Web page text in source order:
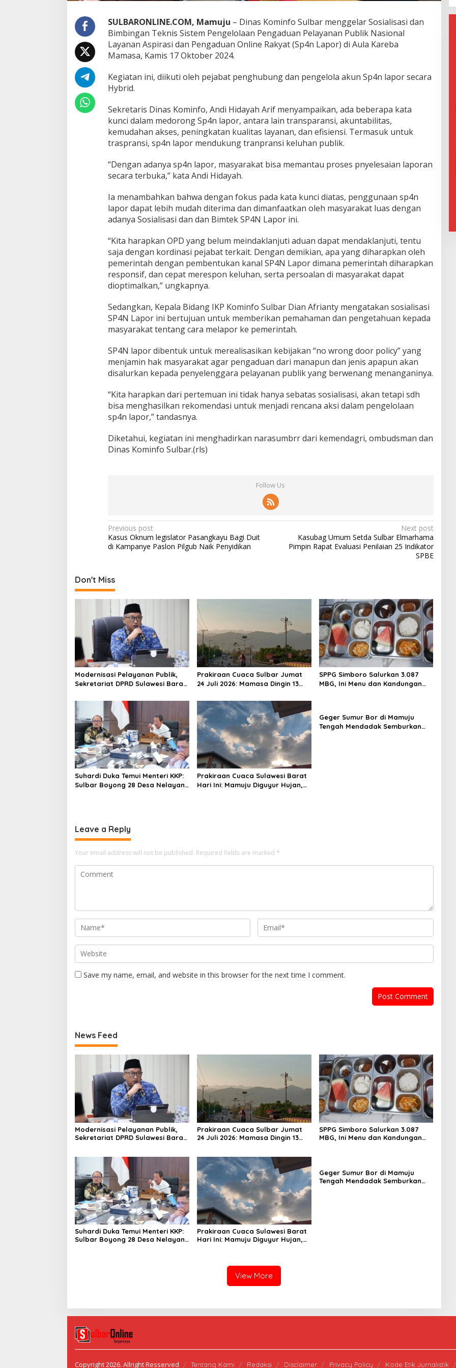
n
a
a
n
S
4
n
p
o
r
SULBARONLINE.COM, Mamuju – Dinas Kominfo Sulbar menggelar Sosialisasi dan
Bimbingan Teknis Sistem Pengelolaan Pengaduan Pelayanan Publik Nasional
Layanan Aspirasi dan Pengaduan Online Rakyat (Sp4n Lapor) di Aula Kareba
Mamasa, Kamis 17 Oktober 2024.
Kegiatan ini, diikuti oleh pejabat penghubung dan pengelola akun Sp4n lapor secara
Hybrid.
Sekretaris Dinas Kominfo, Andi Hidayah Arif menyampaikan, ada beberapa kata
kunci dalam medorong Sp4n lapor, antara lain transparansi, akuntabilitas,
kemudahan akses, peningkatan kualitas layanan, dan efisiensi. Termasuk untuk
traspransi, sp4n lapor mendukung tranpransi keluhan publik.
“Dengan adanya sp4n lapor, masyarakat bisa memantau proses pnyelesaian laporan
secara terbuka,” kata Andi Hidayah.
Ia menambahkan bahwa dengan fokus pada kata kunci diatas, penggunaan sp4n
lapor dapat lebih mudah diterima dan dimanfaatkan oleh masyarakat luas dengan
adanya Sosialisasi dan dan Bimtek SP4N Lapor ini.
“Kita harapkan OPD yang belum meindaklanjuti aduan dapat mendaklanjuti, tentu
saja dengan kordinasi pejabat terkait. Dengan demikian, apa yang diharapkan oleh
pemerintah dengan pembentukan kanal SP4N Lapor dimana pemerintah diharapkan
responsif, dan cepat merespon keluhan, serta persoalan di masyarakat dapat
dioptimalkan,” ungkapnya.
Sedangkan, Kepala Bidang IKP Kominfo Sulbar Dian Afrianty mengatakan sosialisasi
SP4N Lapor ini bertujuan untuk memberikan pemahaman dan pengetahuan kepada
masyarakat tentang cara melapor ke pemerintah.
SP4N lapor dibentuk untuk merealisasikan kebijakan “no wrong door policy” yang
menjamin hak masyarakat agar pengaduan dari manapun dan jenis apapun akan
disalurkan kepada penyelenggara pelayanan publik yang berwenang menanganinya.
“Kita harapkan dari pertemuan ini tidak hanya sebatas sosialisasi, akan tetapi sdh
bisa menghasilkan rekomendasi untuk menjadi rencana aksi dalam pengelolaan
sp4n lapor,” tandasnya.
Diketahui, kegiatan ini menghadirkan narasumbrr dari kemendagri, ombudsman dan
Dinas Kominfo Sulbar.(rls)
Follow Us
P
o
n
a
v
i
g
a
t
i
o
n
Previous post
Kasus Oknum legislator Pasangkayu Bagi Duit
di Kampanye Paslon Pilgub Naik Penyidikan
Next post
Kasubag Umum Setda Sulbar Elmarhama
Pimpin Rapat Evaluasi Penilaian 25 Indikator
SPBE
Don't Miss
Modernisasi Pelayanan Publik,
Sekretariat DPRD Sulawesi Barat
Prakiraan Cuaca Sulbar Jumat
24 Juli 2026: Mamasa Dingin 13
SPPG Simboro Salurkan 3.087
MBG, Ini Menu dan Kandungan
Suhardi Duka Temui Menteri KKP:
Sulbar Boyong 28 Desa Nelayan
Prakiraan Cuaca Sulawesi Barat
Hari Ini: Mamuju Diguyur Hujan,
Geger Sumur Bor di Mamuju
Tengah Mendadak Semburkan
Leave a Reply
Your email address will not be published. Required fields are marked *
Save my name, email, and website in this browser for the next time I comment.
News Feed
Modernisasi Pelayanan Publik,
Sekretariat DPRD Sulawesi Barat
Prakiraan Cuaca Sulbar Jumat
24 Juli 2026: Mamasa Dingin 13
SPPG Simboro Salurkan 3.087
MBG, Ini Menu dan Kandungan
Suhardi Duka Temui Menteri KKP:
Sulbar Boyong 28 Desa Nelayan
Prakiraan Cuaca Sulawesi Barat
Hari Ini: Mamuju Diguyur Hujan,
Geger Sumur Bor di Mamuju
Tengah Mendadak Semburkan
View More
Copyright 2026. Allright Resserved Tentang Kami Redaksi Disclaimer Privacy Policy Kode Etik Jurnalistik